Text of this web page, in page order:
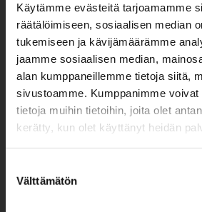
Käytämme evästeitä tarjoamamme
räätälöimiseen, sosiaalisen median
tukemiseen ja kävijämäärämme
jaamme sosiaalisen median,
alan kumppaneillemme tietoja siitä,
sivustoamme. Kumppanimme voivat
tietoja muihin tietoihin, joita olet
kerätty, kun olet käyttänyt heidän
valinta
Välttämätön
Käteinen, pankki- ja luottokortit (Visa
Mastercard) sekä lahjakortti. Voit
lähimaksulla.
Miksi pankkikorttiostossa
yrityksen nimi on muu kuin
Suomen Jätskiauto Oy:n
paikalliset franchising-yrittäjät ja
alueen ostokuitissa lukee kyseisen
Myydäänkö Jätskiautolle